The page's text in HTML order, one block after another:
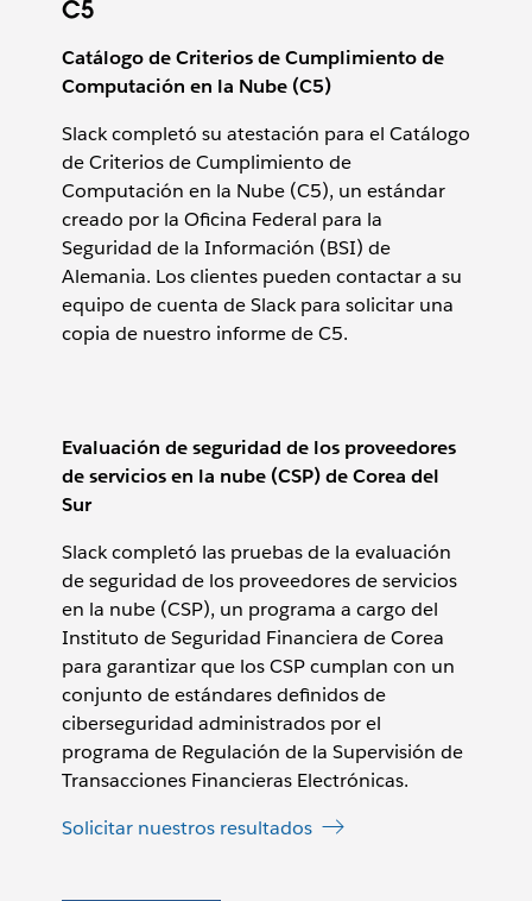
C5
Catálogo de Criterios de Cumplimiento de
Computación en la Nube (C5)
Slack completó su atestación para el Catálogo
de Criterios de Cumplimiento de
Computación en la Nube (C5), un estándar
creado por la Oficina Federal para la
Seguridad de la Información (BSI) de
Alemania. Los clientes pueden contactar a su
equipo de cuenta de Slack para solicitar una
copia de nuestro informe de C5.
Evaluación de seguridad de los proveedores
de servicios en la nube (CSP) de Corea del
Sur
Slack completó las pruebas de la evaluación
de seguridad de los proveedores de servicios
en la nube (CSP), un programa a cargo del
Instituto de Seguridad Financiera de Corea
para garantizar que los CSP cumplan con un
conjunto de estándares definidos de
ciberseguridad administrados por el
programa de Regulación de la Supervisión de
Transacciones Financieras Electrónicas.
Solicitar nuestros resultados